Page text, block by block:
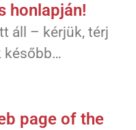
honlapján!
áll – kérjük, térj
később…
page of the